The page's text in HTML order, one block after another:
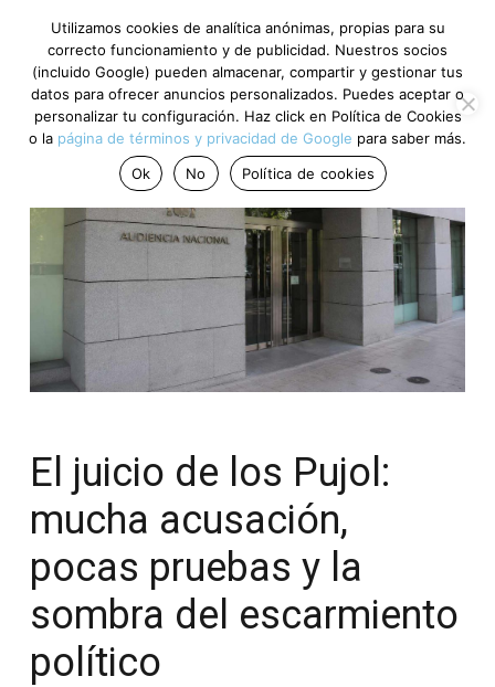
El juicio de los Pujol:
mucha acusación,
pocas pruebas y la
sombra del escarmiento
político
Utilizamos cookies de analítica anónimas, propias para su
correcto funcionamiento y de publicidad. Nuestros socios
(incluido Google) pueden almacenar, compartir y gestionar tus
datos para ofrecer anuncios personalizados. Puedes aceptar o
personalizar tu configuración. Haz click en Política de Cookies
o la página de términos y privacidad de Google para saber más.
Ok
No Política de cookies